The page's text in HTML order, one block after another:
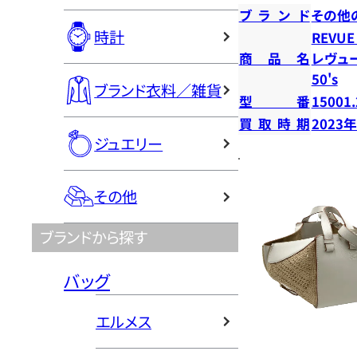
時計
ブランド衣料／雑貨
ジュエリー
その他
ブランドから探す
バッグ
エルメス
ブランドその他
商品名 レヴュ
50's
型番
買取時期2023